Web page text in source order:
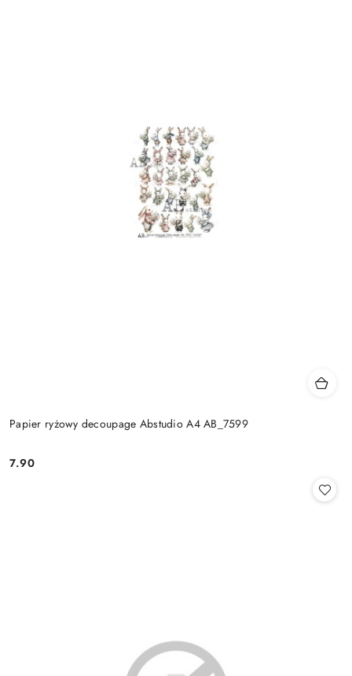
Papier ryżowy decoupage Abstudio A4 AB_7599
Cena:
7.90